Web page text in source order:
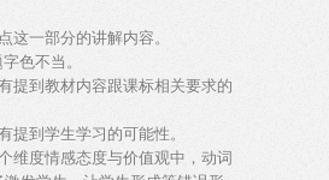
这一部分的讲解内容。
色不当。
提到教材内容跟课标相关要求的
提到学生学习的可能性。
维度情感态度与价值观中，动词